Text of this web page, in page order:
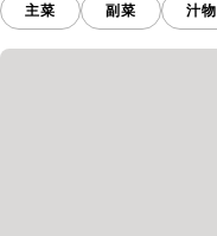
主菜 副菜 汁物